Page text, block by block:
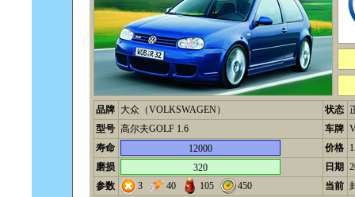
品牌 大众（VOLKSWAGEN） 状态
型号 高尔夫GOLF 1.6 车牌
寿命
12000 价格
磨损
320 日期
参数
3 40 105 450 当前